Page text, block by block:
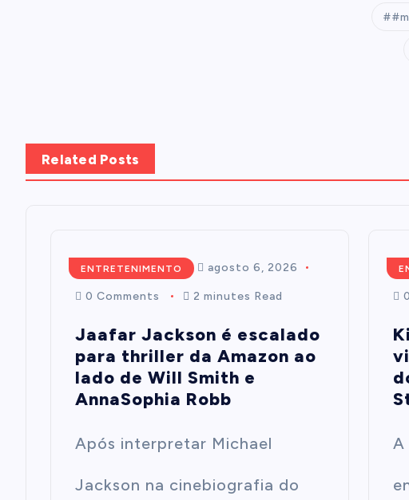
Related Posts
ENTRETENIMENTO
Mairim de Oliveira agosto 6, 2026
0 Comments 2 minutes Read
Jaafar Jackson é escalado
para thriller da Amazon ao
lado de Will Smith e
AnnaSophia Robb
Após interpretar Michael
Jackson na cinebiografia do
A